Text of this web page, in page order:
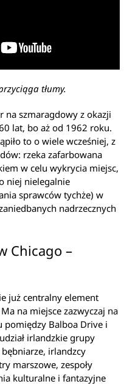
tłumy.
na szmaragdowy z okazji
lat, bo aż od 1962 roku.
to o wiele wcześniej, z
rzeka zafarbowana
w celu wykrycia miejsc,
niej nielegalnie
sprawców tychże) w
nadrzecznych
Chicago –
już centralny element
na miejsce zazwyczaj na
pomiędzy Balboa Drive i
irlandzkie grupy
irlandzcy
marszowe, zespoły
kulturalne i fantazyjne